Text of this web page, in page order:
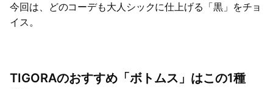
今回は、どのコーデも大人シックに仕上げる「黒」をチョ
イス。
TIGORAのおすすめ「ボトムス」はこの1種